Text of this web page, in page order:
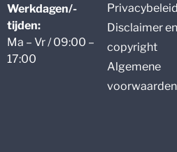
Werkdagen/-
tijden:
Ma – Vr / 09:00 –
17:00
Privacybeleid
Disclaimer en
copyright
Algemene
voorwaarden